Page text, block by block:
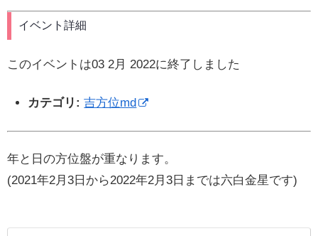
イベント詳細
このイベントは03 2月 2022に終了しました
カテゴリ: 吉方位md
年と日の方位盤が重なります。
(2021年2月3日から2022年2月3日までは六白金星です)